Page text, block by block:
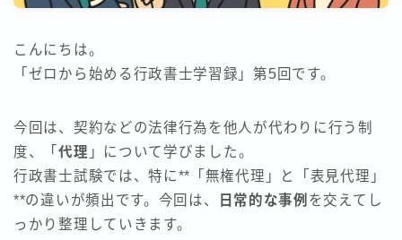
こんにちは。
「ゼロから始める行政書士学習録」第5回です。
今回は、契約などの法律行為を他人が代わりに行う制
度、「代理 」について学びました。
行政書士試験では、特に**「無権代理」と「表見代理」
**の違いが頻出です。今回は、
日常的な事例 を交えてし
っかり整理していきます。